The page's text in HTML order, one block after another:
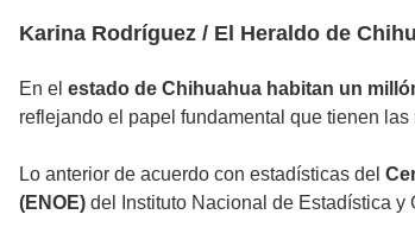
Karina Rodríguez / El Heraldo de
En el estado de Chihuahua habitan un
reflejando el papel fundamental que tienen
Lo anterior de acuerdo con estadísticas del
(ENOE) del Instituto Nacional de Estadística y